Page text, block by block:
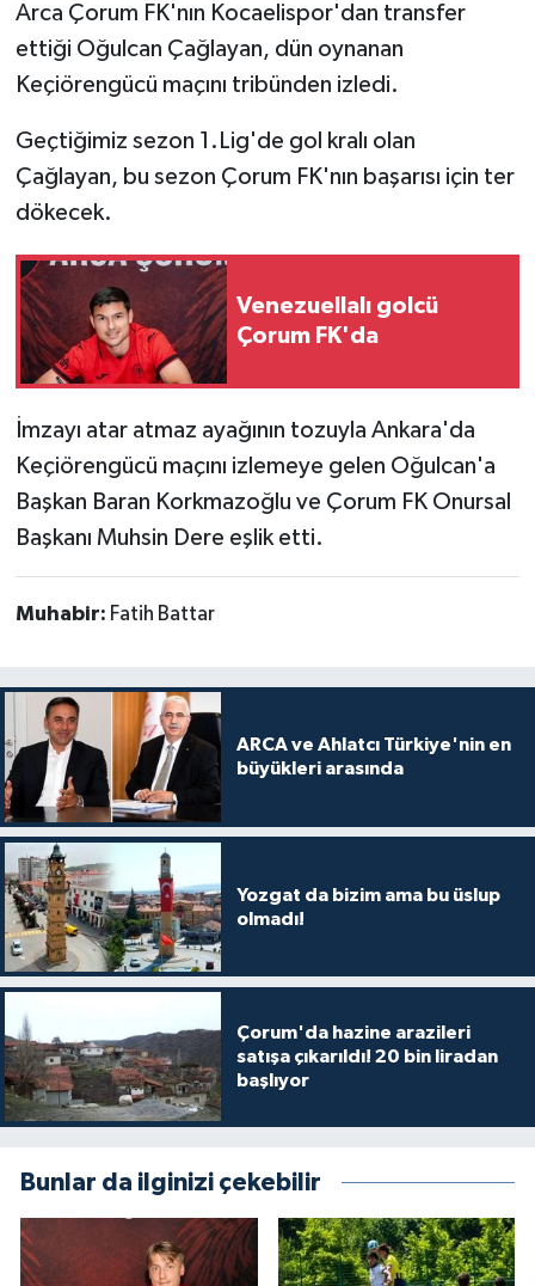
Arca Çorum FK'nın Kocaelispor'dan transfer
ettiği Oğulcan Çağlayan, dün oynanan
Keçiörengücü maçını tribünden izledi.
Geçtiğimiz sezon 1.Lig'de gol kralı olan
Çağlayan, bu sezon Çorum FK'nın başarısı için ter
dökecek.
Venezuellalı golcü
Çorum FK'da
İmzayı atar atmaz ayağının tozuyla Ankara'da
Keçiörengücü maçını izlemeye gelen Oğulcan'a
Başkan Baran Korkmazoğlu ve Çorum FK Onursal
Başkanı Muhsin Dere eşlik etti.
Muhabir: Fatih Battar
ARCA ve Ahlatcı Türkiye'nin en
büyükleri arasında
Yozgat da bizim ama bu üslup
olmadı!
Çorum'da hazine arazileri
satışa çıkarıldı! 20 bin liradan
başlıyor
Bunlar da ilginizi çekebilir